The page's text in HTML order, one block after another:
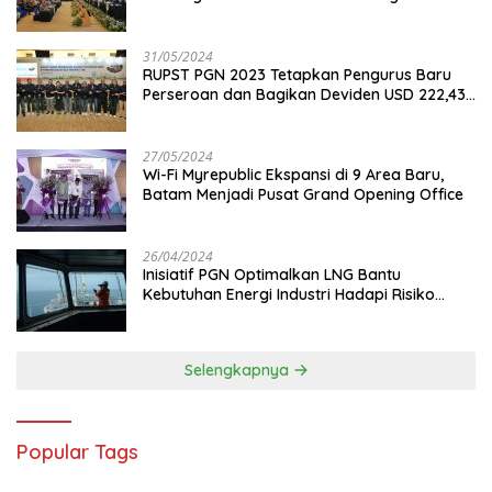
31/05/2024
RUPST PGN 2023 Tetapkan Pengurus Baru
Perseroan dan Bagikan Deviden USD 222,43
27/05/2024
Wi-Fi Myrepublic Ekspansi di 9 Area Baru,
Batam Menjadi Pusat Grand Opening Office
26/04/2024
Inisiatif PGN Optimalkan LNG Bantu
Kebutuhan Energi Industri Hadapi Risiko
Selengkapnya
Popular Tags